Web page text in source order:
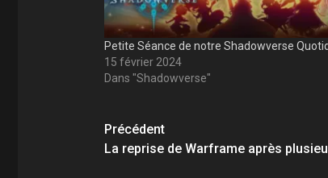
Petite Séance de notre Shadowverse
15 février 2024
Dans "Shadowverse"
Navigation
d’article
Précédent
La reprise de Warframe après